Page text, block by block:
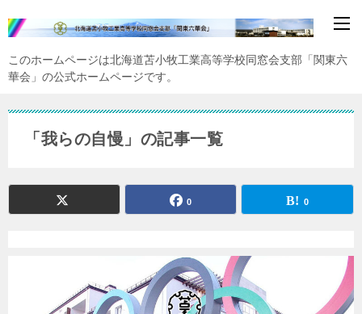
このホームページは北海道苫小牧工業高等学校同窓会支部「関東六
華会」の公式ホームページです。
「我らの自慢」の記事一覧
0 0